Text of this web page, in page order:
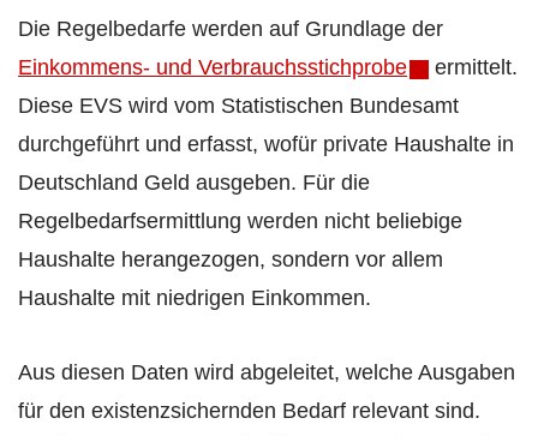
Die Regelbedarfe werden auf Grundlage der
Einkommens- und Verbrauchsstichprobe
ermittelt.
Diese EVS wird vom Statistischen Bundesamt
durchgeführt und erfasst, wofür private Haushalte in
Deutschland Geld ausgeben. Für die
Regelbedarfsermittlung werden nicht beliebige
Haushalte herangezogen, sondern vor allem
Haushalte mit niedrigen Einkommen.
Aus diesen Daten wird abgeleitet, welche Ausgaben
für den existenzsichernden Bedarf relevant sind.